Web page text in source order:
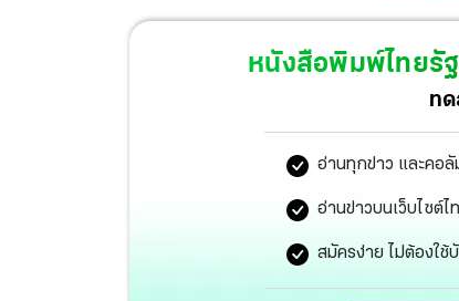
หนังสือพิมพ์ไทยรัฐ
ท
อ่านทุกข่าว และคอลั
อ่านข่าวบนเว็บไซต์
สมัครง่าย ไม่ต้องใช้